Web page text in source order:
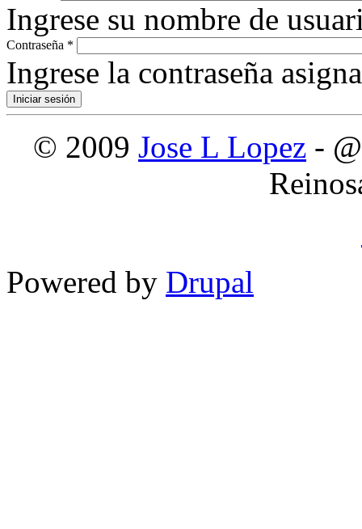
Ingrese su nombre de
Contraseña *
Ingrese la contraseña
© 2009 Jose L Lopez -
Powered by Drupal